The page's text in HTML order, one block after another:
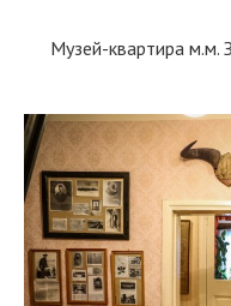
Музей-квартира м.м.